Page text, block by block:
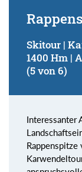
Skitour |
1400 Hm |
(5 von 6)
Interessanter